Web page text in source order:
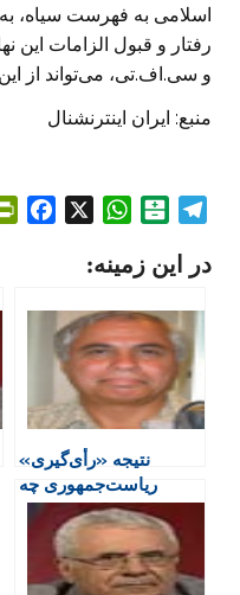
اسلامی به فهرست سیاه، به
رفتار و قبول الزامات این
و سی.اف.تی، می‌تواند از
منبع: ایران اینترنشنال
l
g
r
a
m
t
a
r
i
n
W
a
s
A
p
p
در این زمینه:
نتیجه «رأی‌گیری»
ریاست‌جمهوری چه
پیامی برای بازیگران
اقتصادی دارد؟